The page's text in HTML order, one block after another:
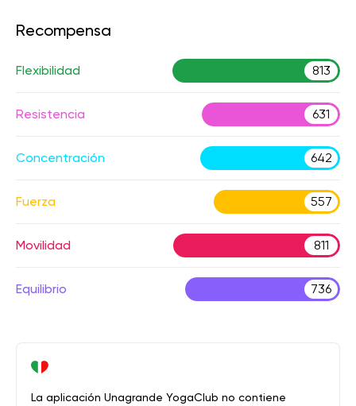
Recompensa
Flexibilidad 813
Resistencia 631
Concentración 642
Fuerza 557
Movilidad 811
Equilibrio 736
La aplicación Unagrande YogaClub no contiene